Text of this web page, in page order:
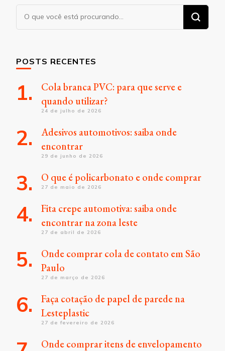
Procurando
POSTS RECENTES
Cola branca PVC: para que serve e
quando utilizar?
24 de julho de 2026
Adesivos automotivos: saiba onde
encontrar
29 de junho de 2026
O que é policarbonato e onde comprar
27 de maio de 2026
Fita crepe automotiva: saiba onde
encontrar na zona leste
27 de abril de 2026
Onde comprar cola de contato em São
Paulo
27 de março de 2026
Faça cotação de papel de parede na
Lesteplastic
27 de fevereiro de 2026
Onde comprar itens de envelopamento